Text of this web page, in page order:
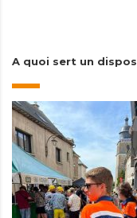
A quoi sert un